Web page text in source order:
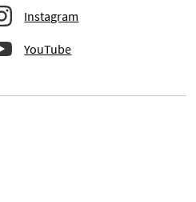
Instagram
YouTube